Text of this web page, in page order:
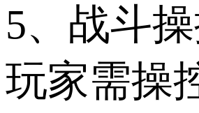
5、战斗操
玩家需操